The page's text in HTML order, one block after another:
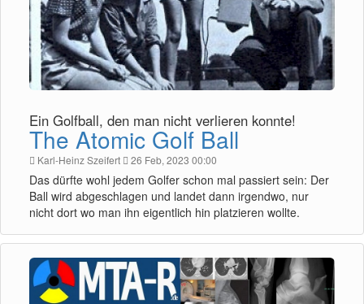
Ein Golfball, den man nicht verlieren konnte!
The Atomic Golf Ball
Karl-Heinz Szeifert 26 Feb, 2023 00:00
Das dürfte wohl jedem Golfer schon mal passiert sein: Der
Ball wird abgeschlagen und landet dann irgendwo, nur
nicht dort wo man ihn eigentlich hin platzieren wollte.